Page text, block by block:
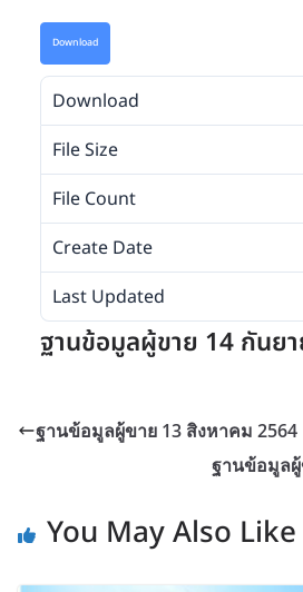
Download
Download
File Size
File Count
Create Date
Last Updated
ฐานข้อมูลผู้ขาย 14 กันย
ฐานข้อมูลผู้ขาย 13 สิงหาคม 2564
ฐานข้อมูล
You May Also Like